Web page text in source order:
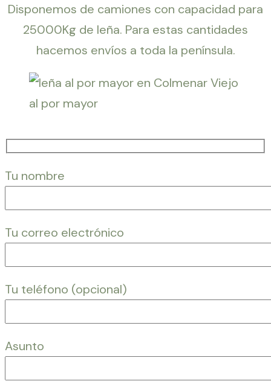
Disponemos de camiones con capacidad para
25000Kg de leña. Para estas cantidades
hacemos envíos a toda la península.
Tu nombre
Tu correo electrónico
Tu teléfono (opcional)
Asunto